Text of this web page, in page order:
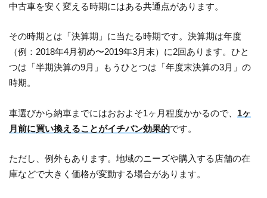
中古車を安く変える時期にはある共通点があります。
その時期とは「決算期」に当たる時期です。決算期は年度
（例：2018年4月初め〜2019年3月末）に2回あります。ひと
つは「半期決算の9月」もうひとつは「年度末決算の3月」の
時期。
車選びから納車までにはおおよそ1ヶ月程度かかるので、 1ヶ
月前に買い換えることがイチバン効果的です。
ただし、例外もあります。地域のニーズや購入する店舗の在
庫などで大きく価格が変動する場合があります。